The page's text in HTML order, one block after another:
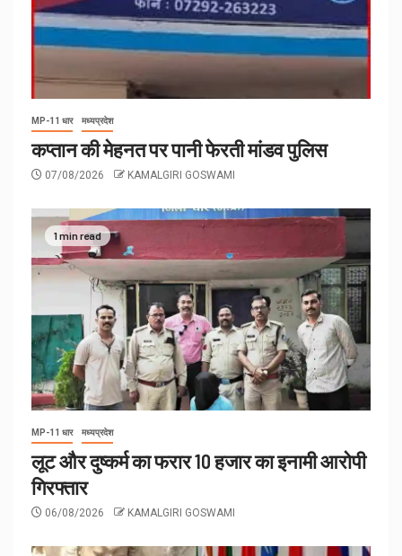
MP-11 धार मध्यप्रदेश
कप्तान की मेहनत पर पानी फेरती मांडव पुलिस
07/08/2026 KAMALGIRI GOSWAMI
1 min read
MP-11 धार मध्यप्रदेश
लूट और दुष्कर्म का फरार 10 हजार का इनामी आरोपी
गिरफ्तार
06/08/2026 KAMALGIRI GOSWAMI